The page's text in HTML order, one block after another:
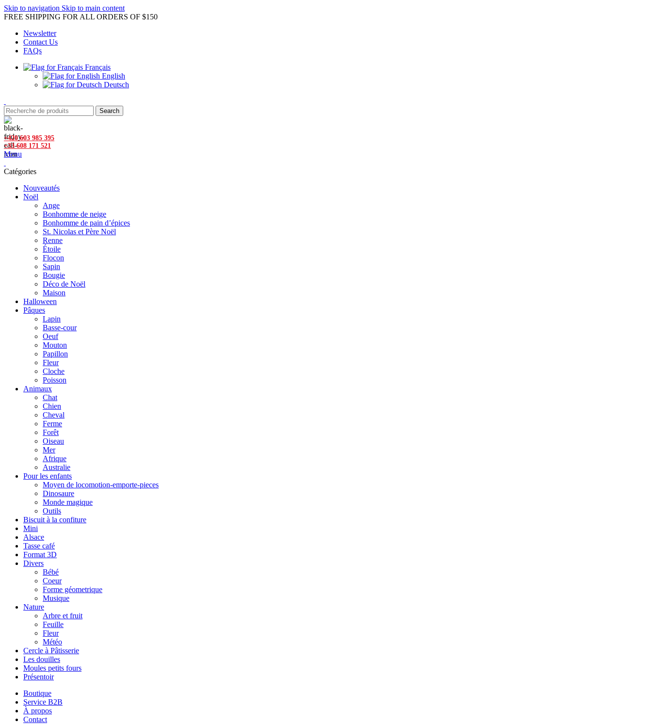
Skip to navigation Skip to main content
FREE SHIPPING FOR ALL ORDERS OF $150
Newsletter
Contact Us
FAQs
Français
English
Deutsch
Search
+420 603 985 395
+33 608 171 521
Menu
Catégories
Nouveautés
Noël
Ange
Bonhomme de neige
Bonhomme de pain d’épices
St. Nicolas et Père Noël
Renne
Étoile
Flocon
Sapin
Bougie
Déco de Noël
Maison
Halloween
Pâques
Lapin
Basse-cour
Oeuf
Mouton
Papillon
Fleur
Cloche
Poisson
Animaux
Chat
Chien
Cheval
Ferme
Forêt
Oiseau
Mer
Afrique
Australie
Pour les enfants
Moyen de locomotion-emporte-pieces
Dinosaure
Monde magique
Outils
Biscuit à la confiture
Mini
Alsace
Tasse café
Format 3D
Divers
Bébé
Coeur
Forme géometrique
Musique
Nature
Arbre et fruit
Feuille
Fleur
Météo
Cercle à Pâtisserie
Les douilles
Moules petits fours
Présentoir
Boutique
Service B2B
À propos
Contact